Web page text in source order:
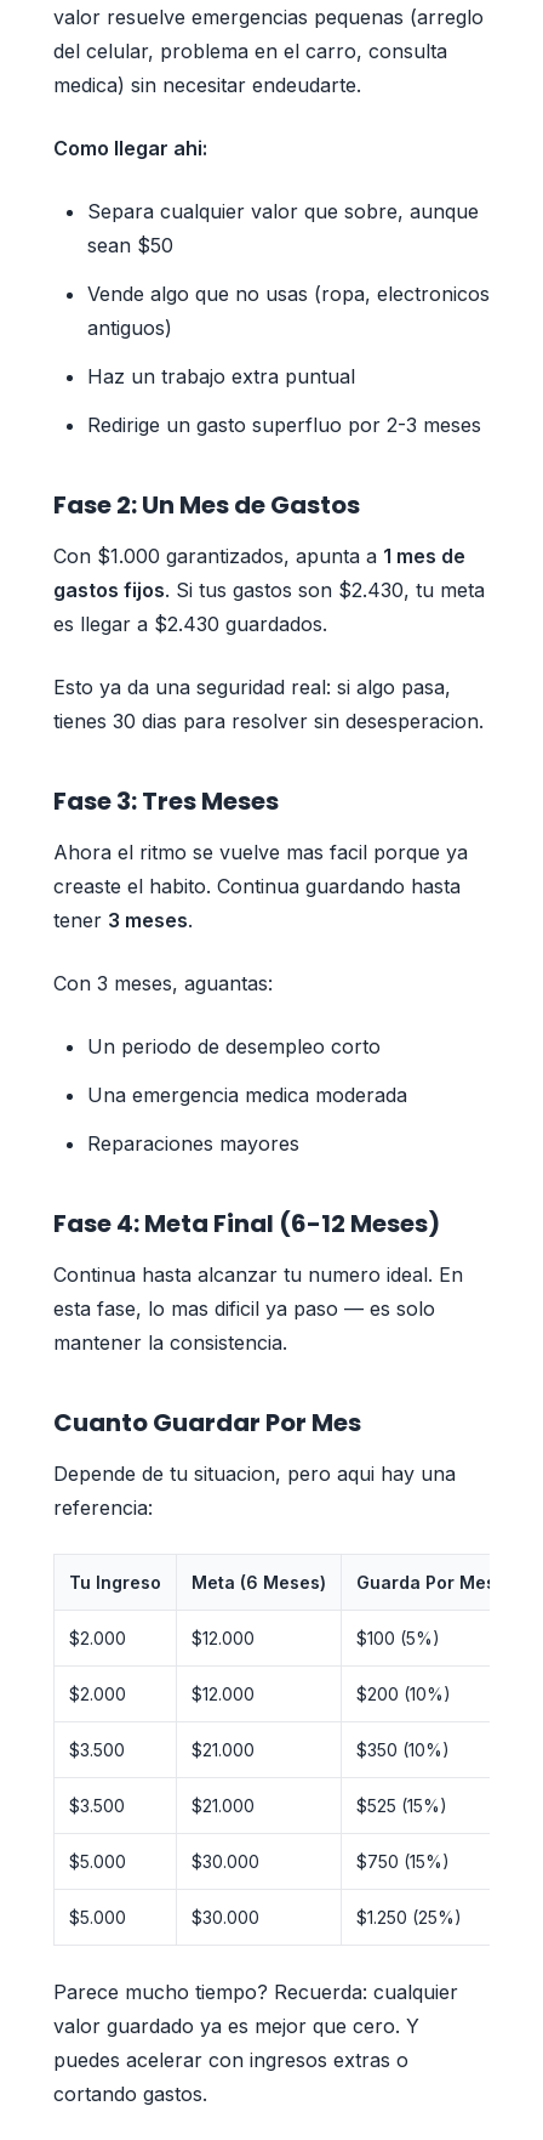
valor resuelve emergencias pequenas (arreglo
del celular, problema en el carro, consulta
medica) sin necesitar endeudarte.
Como llegar ahi:
Separa cualquier valor que sobre, aunque
sean $50
Vende algo que no usas (ropa, electronicos
antiguos)
Haz un trabajo extra puntual
Redirige un gasto superfluo por 2-3 meses
Fase 2: Un Mes de Gastos
Con $1.000 garantizados, apunta a 1 mes de
gastos fijos. Si tus gastos son $2.430, tu meta
es llegar a $2.430 guardados.
Esto ya da una seguridad real: si algo pasa,
tienes 30 dias para resolver sin desesperacion.
Fase 3: Tres Meses
Ahora el ritmo se vuelve mas facil porque ya
creaste el habito. Continua guardando hasta
tener 3 meses.
Con 3 meses, aguantas:
Un periodo de desempleo corto
Una emergencia medica moderada
Reparaciones mayores
Fase 4: Meta Final (6-12 Meses)
Continua hasta alcanzar tu numero ideal. En
esta fase, lo mas dificil ya paso — es solo
mantener la consistencia.
Cuanto Guardar Por Mes
Depende de tu situacion, pero aqui hay una
referencia:
Tu Ingreso Meta (6 Meses) Guarda Por Mes
$2.000 $12.000 $100 (5%)
$2.000 $12.000 $200 (10%)
$3.500 $21.000 $350 (10%)
$3.500 $21.000 $525 (15%)
$5.000 $30.000 $750 (15%)
$5.000 $30.000 $1.250 (25%)
Parece mucho tiempo? Recuerda: cualquier
valor guardado ya es mejor que cero. Y
puedes acelerar con ingresos extras o
cortando gastos.